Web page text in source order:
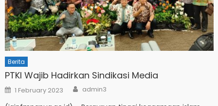
Berita
PTKI Wajib Hadirkan Sindikasi Media
Posted
on
1 February 2023 Author
admin3